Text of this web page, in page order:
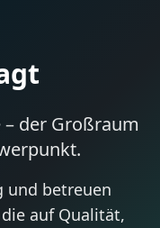
der Großraum
und betreuen
auf Qualität,